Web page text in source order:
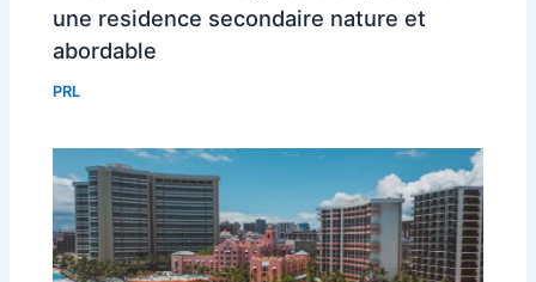
une residence secondaire nature et
abordable
PRL